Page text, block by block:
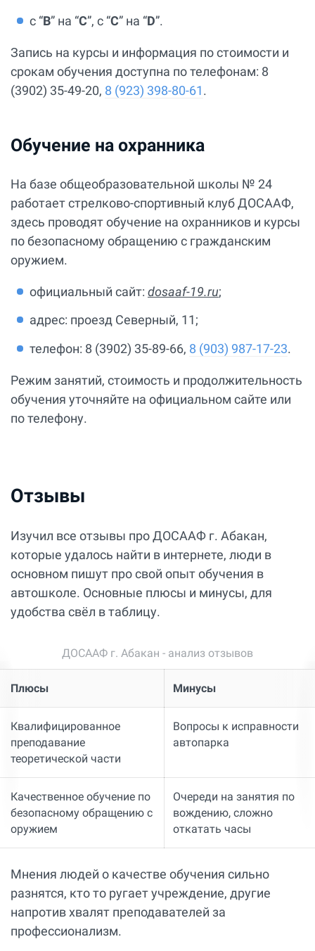
с “В” на “С”, с “С” на “D”.
Запись на курсы и информация по стоимости и
срокам обучения доступна по телефонам: 8
(3902) 35-49-20, 8 (923) 398-80-61.
Обучение на охранника
На базе общеобразовательной школы № 24
работает стрелково-спортивный клуб ДОСААФ,
здесь проводят обучение на охранников и курсы
по безопасному обращению с гражданским
оружием.
официальный сайт: dosaaf-19.ru;
адрес: проезд Северный, 11;
телефон: 8 (3902) 35-89-66, 8 (903) 987-17-23.
Режим занятий, стоимость и продолжительность
обучения уточняйте на официальном сайте или
по телефону.
Отзывы
Изучил все отзывы про ДОСААФ г. Абакан,
которые удалось найти в интернете, люди в
основном пишут про свой опыт обучения в
автошколе. Основные плюсы и минусы, для
удобства свёл в таблицу.
ДОСААФ г. Абакан - анализ отзывов
Плюсы Минусы
Квалифицированное
преподавание
теоретической части
Вопросы к исправности
автопарка
Качественное обучение по
безопасному обращению с
оружием
Очереди на занятия по
вождению, сложно
откатать часы
Мнения людей о качестве обучения сильно
разнятся, кто то ругает учреждение, другие
напротив хвалят преподавателей за
профессионализм.